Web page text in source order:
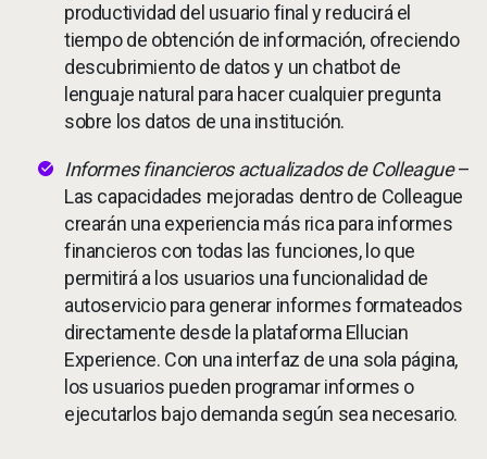
productividad del usuario final y reducirá el
tiempo de obtención de información, ofreciendo
descubrimiento de datos y un chatbot de
lenguaje natural para hacer cualquier pregunta
sobre los datos de una institución.
Informes financieros actualizados de Colleague–
Las capacidades mejoradas dentro de Colleague
crearán una experiencia más rica para informes
financieros con todas las funciones, lo que
permitirá a los usuarios una funcionalidad de
autoservicio para generar informes formateados
directamente desde la plataforma Ellucian
Experience. Con una interfaz de una sola página,
los usuarios pueden programar informes o
ejecutarlos bajo demanda según sea necesario.